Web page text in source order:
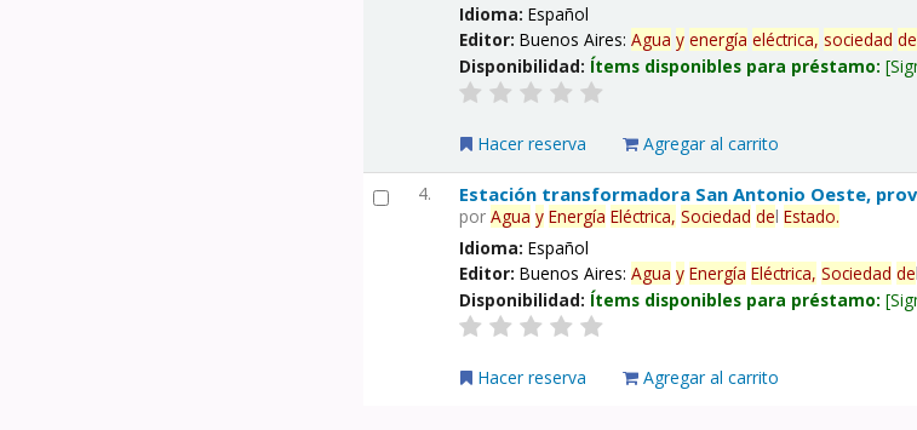
Idioma:Español
Editor:Buenos Aires:Agua y energía eléctrica, sociedad de
Disponibilidad: Ítems disponibles para préstamo:
Hacer reserva Agregar al carrito
4. Estación transformadora San Antonio Oeste,
porAgua y Energía Eléctrica, Sociedad delEstado.
Idioma:Español
Editor:Buenos Aires:Agua y Energía Eléctrica, Sociedad de
Disponibilidad: Ítems disponibles para préstamo:
Hacer reserva Agregar al carrito